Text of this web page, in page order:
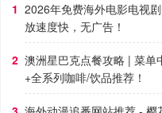
2026年免费海外电影电视
放速度快，无广告！
澳洲星巴克点餐攻略 | 菜单
+全系列咖啡/饮品推荐！